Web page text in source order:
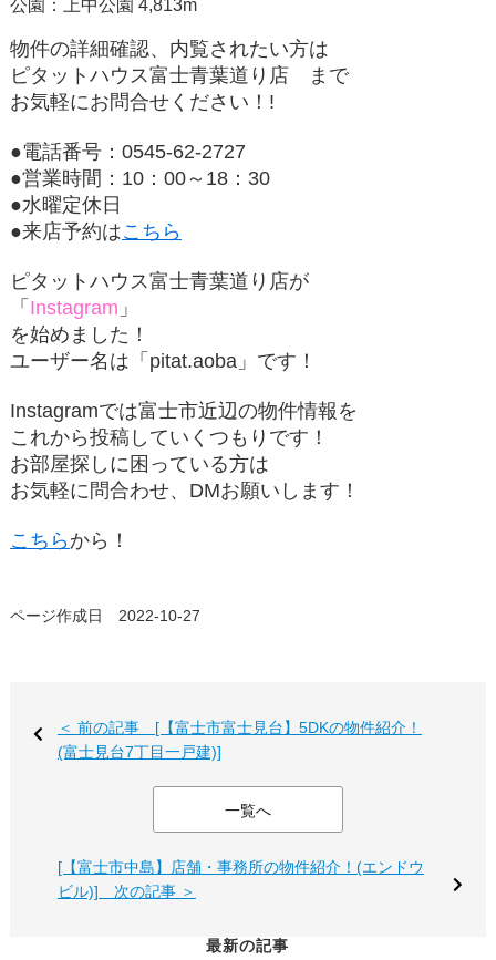
公園：上中公園 4,813m
物件の詳細確認、内覧されたい方は
ピタットハウス富士青葉道り店
まで
お気軽にお問合せください！!
●電話番号：0545-62-2727
●営業時間：10：00～18：30
●水曜定休日
●来店予約はこちら
ピタットハウス富士青葉道り店が
「 Instagram 」
を始めました！
ユーザー名は「 pitat.aoba」です！
Instagramでは富士市近辺の物件情報を
これから投稿していくつもりです！
お部屋探しに困っている方は
お気軽に問合わせ、DMお願いします！
こちらから！
ページ作成日 2022-10-27
＜ 前の記事 [【富士市富士見台】5DKの物件紹介！
(富士見台7丁目一戸建)]
一覧へ
[【富士市中島】店舗・事務所の物件紹介！(エンドウ
ビル)] 次の記事 ＞
最新の記事